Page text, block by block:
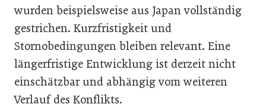
wurden beispielsweise aus Japan vollständig
gestrichen. Kurzfristigkeit und
Stornobedingungen bleiben relevant. Eine
längerfristige Entwicklung ist derzeit nicht
einschätzbar und abhängig vom weiteren
Verlauf des Konflikts.